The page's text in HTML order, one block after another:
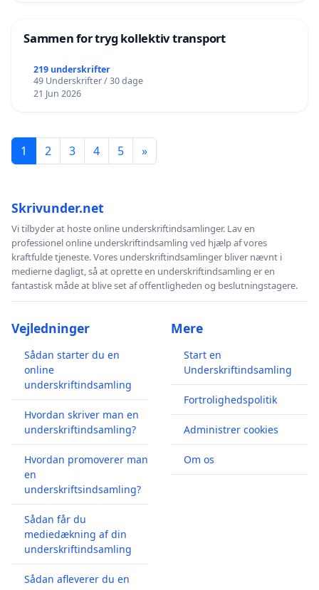
Sammen for tryg kollektiv transport
219 underskrifter
49 Underskrifter / 30 dage
21 Jun 2026
1 2 3 4 5 »
Skrivunder.net
Vi tilbyder at hoste online underskriftindsamlinger. Lav en
professionel online underskriftindsamling ved hjælp af vores
kraftfulde tjeneste. Vores underskriftindsamlinger bliver nævnt i
medierne dagligt, så at oprette en underskriftindsamling er en
fantastisk måde at blive set af offentligheden og beslutningstagere.
Vejledninger
Sådan starter du en
online
underskriftindsamling
Hvordan skriver man en
underskriftindsamling?
Hvordan promoverer man
en
underskriftsindsamling?
Sådan får du
mediedækning af din
underskriftindsamling
Sådan afleverer du en
Mere
Start en
Underskriftindsamling
Fortrolighedspolitik
Administrer cookies
Om os